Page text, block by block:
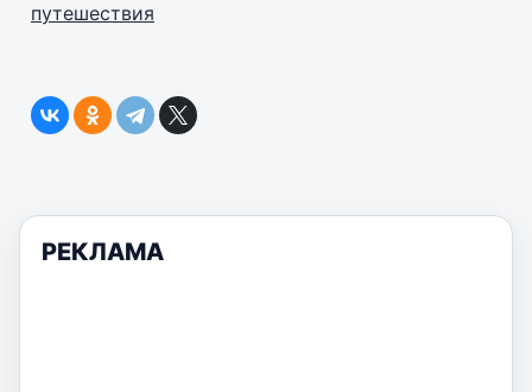
путешествия
РЕКЛАМА